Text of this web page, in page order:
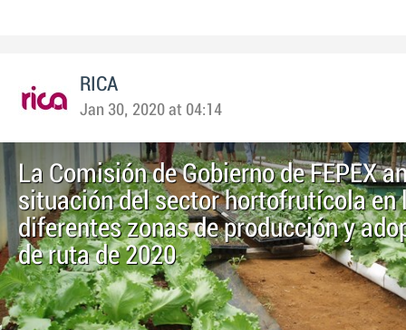
RICA
Jan 30, 2020 at 04:14
La Comisión de Gobierno de FEPEX
situación del sector hortofrutícola en
diferentes zonas de producción y
de ruta de 2020